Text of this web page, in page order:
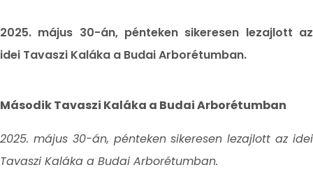
2025. május 30-án, pénteken sikeresen lezajlott az
idei Tavaszi Kaláka a Budai Arborétumban.
Második Tavaszi Kaláka a Budai Arborétumban
2025. május 30-án, pénteken sikeresen lezajlott az idei
Tavaszi Kaláka a Budai Arborétumban.